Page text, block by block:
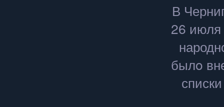
В
26 июля
былο